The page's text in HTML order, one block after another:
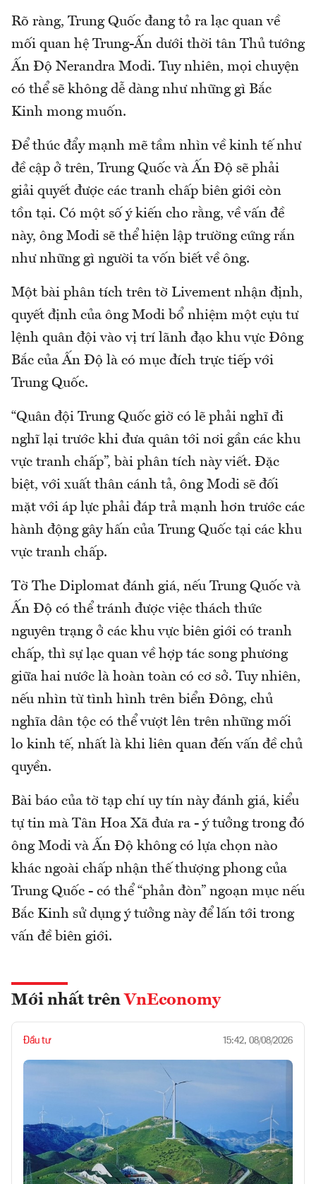
Rõ ràng, Trung Quốc đang tỏ ra lạc quan về
mối quan hệ Trung-Ấn dưới thời tân Thủ tướng
Ấn Độ Nerandra Modi. Tuy nhiên, mọi chuyện
có thể sẽ không dễ dàng như những gì Bắc
Kinh mong muốn.
Để thúc đẩy mạnh mẽ tầm nhìn về kinh tế như
đề cập ở trên, Trung Quốc và Ấn Độ sẽ phải
giải quyết được các tranh chấp biên giới còn
tồn tại. Có một số ý kiến cho rằng, về vấn đề
này, ông Modi sẽ thể hiện lập trường cứng rắn
như những gì người ta vốn biết về ông.
Một bài phân tích trên tờ Livement nhận định,
quyết định của ông Modi bổ nhiệm một cựu tư
lệnh quân đội vào vị trí lãnh đạo khu vực Đông
Bắc của Ấn Độ là có mục đích trực tiếp với
Trung Quốc.
“Quân đội Trung Quốc giờ có lẽ phải nghĩ đi
nghĩ lại trước khi đưa quân tới nơi gần các khu
vực tranh chấp”, bài phân tích này viết. Đặc
biệt, với xuất thân cánh tả, ông Modi sẽ đối
mặt với áp lực phải đáp trả mạnh hơn trước các
hành động gây hấn của Trung Quốc tại các khu
vực tranh chấp.
Tờ The Diplomat đánh giá, nếu Trung Quốc và
Ấn Độ có thể tránh được việc thách thức
nguyên trạng ở các khu vực biên giới có tranh
chấp, thì sự lạc quan về hợp tác song phương
giữa hai nước là hoàn toàn có cơ sở. Tuy nhiên,
nếu nhìn từ tình hình trên biển Đông, chủ
nghĩa dân tộc có thể vượt lên trên những mối
lo kinh tế, nhất là khi liên quan đến vấn đề chủ
quyền.
Bài báo của tờ tạp chí uy tín này đánh giá, kiểu
tự tin mà Tân Hoa Xã đưa ra - ý tưởng trong đó
ông Modi và Ấn Độ không có lựa chọn nào
khác ngoài chấp nhận thế thượng phong của
Trung Quốc - có thể “phản đòn” ngoạn mục nếu
Bắc Kinh sử dụng ý tưởng này để lấn tới trong
vấn đề biên giới.
Mới nhất trên VnEconomy
Đầu tư 15:42, 08/08/2026